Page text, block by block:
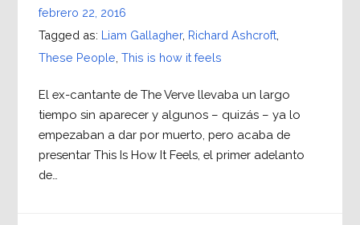
febrero 22, 2016
Tagged as: Liam Gallagher, Richard Ashcroft,
These People This is how it feels
El ex-cantante de The Verve llevaba un largo
tiempo sin aparecer y algunos – quizás – ya lo
empezaban a dar por muerto, pero acaba de
presentar This Is How It Feels, el primer adelanto
de…